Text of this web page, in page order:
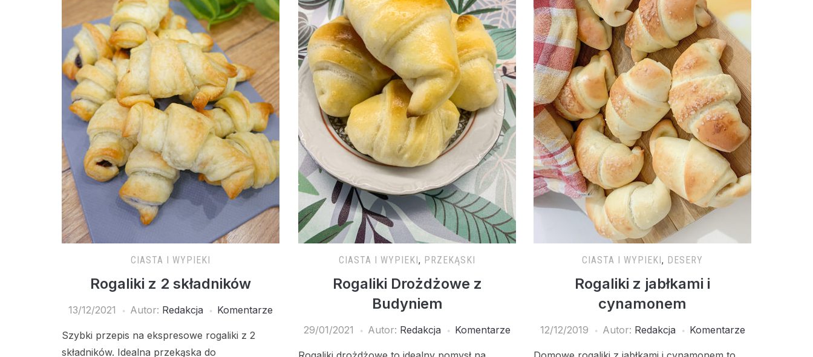
CIASTA I WYPIEKI
Rogaliki z 2 składników
13/12/2021 Autor: Redakcja Komentarze
Szybki przepis na ekspresowe rogaliki z 2
składników. Idealna przekąska do
CIASTA I WYPIEKI, PRZEKĄSKI
Rogaliki Drożdżowe z
Budyniem
29/01/2021 Autor: Redakcja Komentarze
CIASTA I WYPIEKI, DESERY
Rogaliki z jabłkami i
cynamonem
12/12/2019 Autor: Redakcja Komentarze